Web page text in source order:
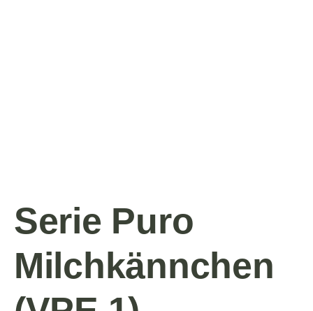
Serie Puro
Milchkännchen